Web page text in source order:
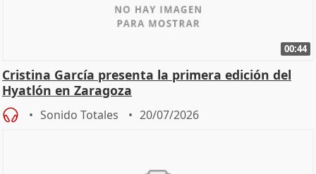
00:44
Cristina García presenta la primera edición del
Hyatlón en Zaragoza
Sonido Totales 20/07/2026